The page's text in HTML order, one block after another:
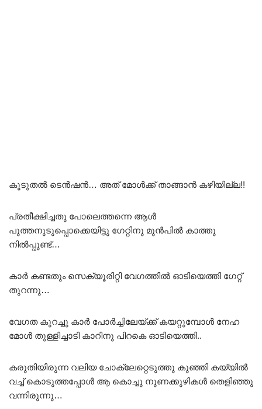
കൂടുതൽ ടെൻഷൻ… അത് മോൾക്ക് താങ്ങാൻ കഴിയില്ല!!
പ്രതീക്ഷിച്ചതു പോലെത്തന്നെ ആൾ
പുത്തനുടുപ്പൊക്കെയിട്ടു ഗേറ്റിനു മുൻപിൽ കാത്തു
നിൽപ്പുണ്ട്…
കാർ കണ്ടതും സെക്യൂരിറ്റി വേഗത്തിൽ ഓടിയെത്തി ഗേറ്റ്
തുറന്നു…
വേഗത കുറച്ചു കാർ പോർച്ചിലേയ്ക്ക് കയറ്റുമ്പോൾ നേഹ
മോൾ തുള്ളിച്ചാടി കാറിനു പിറകെ ഓടിയെത്തി..
കരുതിയിരുന്ന വലിയ ചോക്ലേറ്റെടുത്തു കുഞ്ഞി കയ്യിൽ
വച്ച് കൊടുത്തപ്പോൾ ആ കൊച്ചു നുണക്കുഴികൾ തെളിഞ്ഞു
വന്നിരുന്നു…